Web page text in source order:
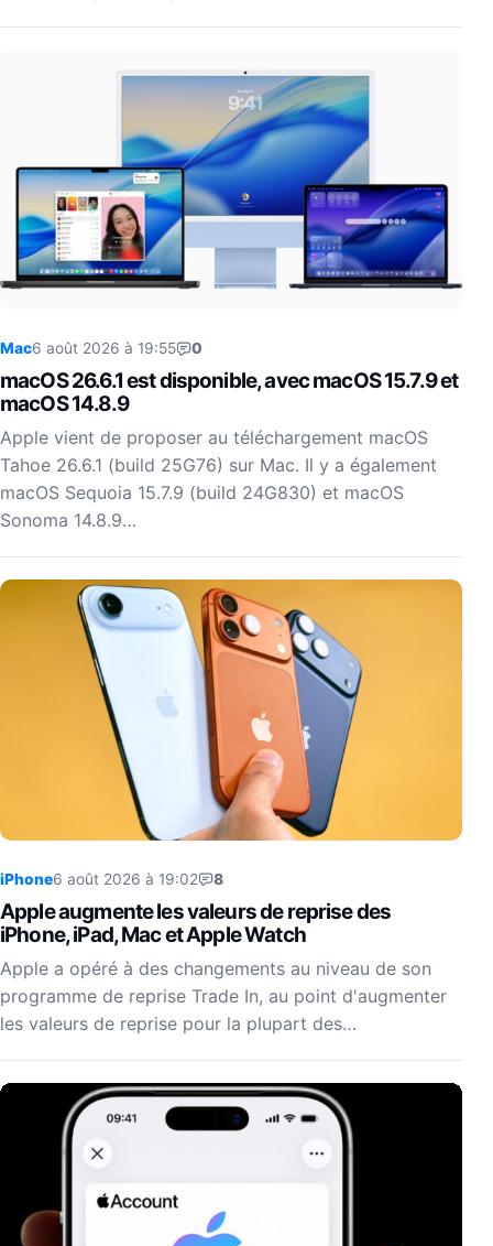
Mac6 août 2026 à 19:55 0
macOS 26.6.1 est disponible, avec macOS 15.7.9 et
macOS 14.8.9
Apple vient de proposer au téléchargement macOS
Tahoe 26.6.1 (build 25G76) sur Mac. Il y a également
macOS Sequoia 15.7.9 (build 24G830) et macOS
Sonoma 14.8.9…
iPhone6 août 2026 à 19:02 8
Apple augmente les valeurs de reprise des
iPhone, iPad, Mac et Apple Watch
Apple a opéré à des changements au niveau de son
programme de reprise Trade In, au point d'augmenter
les valeurs de reprise pour la plupart des…